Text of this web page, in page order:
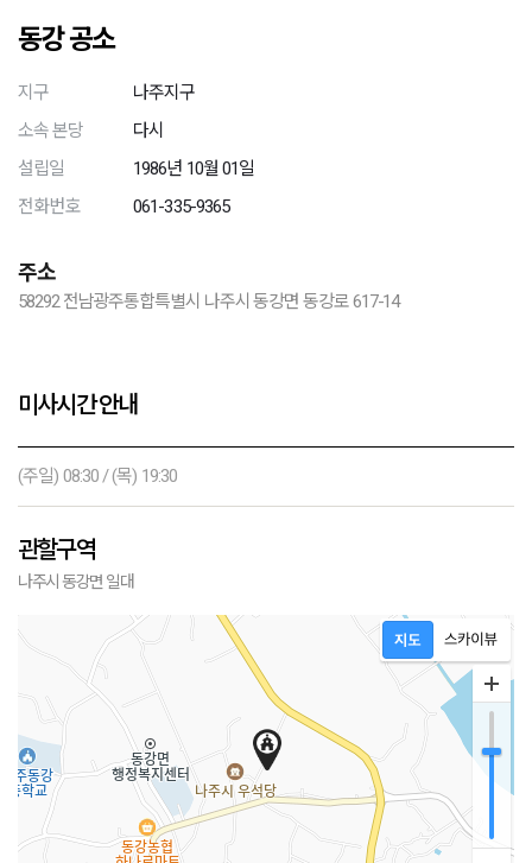
동강 공소
지구
나주지구
소속 본당
다시
설립일
1986년 10월 01일
전화번호
061-335-9365
주소
58292 전남광주통합특별시 나주시 동강면 동강로 617-14
미사시간 안내
(주일) 08:30 / (목) 19:30
관할구역
나주시 동강면 일대